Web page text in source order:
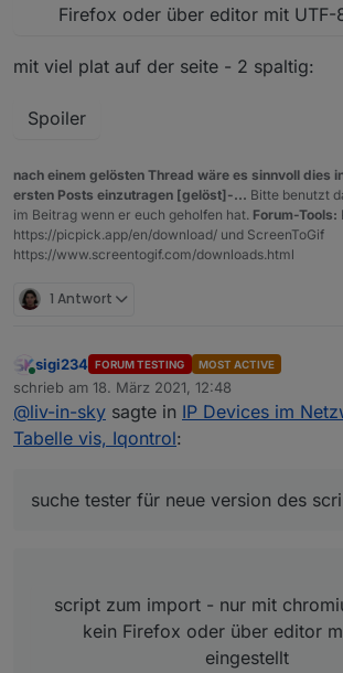
Firefox oder über editor mit UTF-
mit viel plat auf der seite - 2 spaltig:
Spoiler
nach einem gelösten Thread wäre es sinnvoll dies
ersten Posts einzutragen [gelöst]-... Bitte benutzt
im Beitrag wenn er euch geholfen hat. Forum-Tools:
https://picpick.app/en/download/ und ScreenToGif
https://www.screentogif.com/downloads.html
1 Antwort
Online
sigi234 FORUM TESTING MOST ACTIVE
schrieb am 18. März 2021, 12:48
zuletzt editiert von
@liv-in-sky sagte in IP Devices im
Tabelle vis, Iqontrol:
suche tester für neue version des
script zum import - nur mit
kein Firefox oder über editor
eingestellt